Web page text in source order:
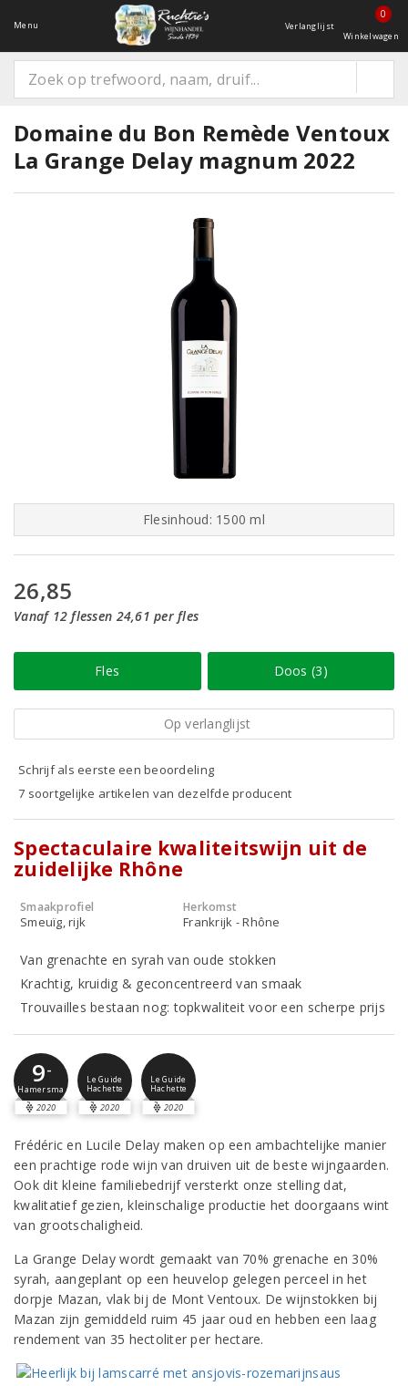
Menu Verlanglijst
0
Winkelwagen
Domaine du Bon Remède Ventoux
La Grange Delay magnum 2022
Flesinhoud: 1500 ml
26,85
Vanaf 12 flessen 24,61 per fles
Fles Doos (3)
Op verlanglijst
Schrijf als eerste een beoordeling
7 soortgelijke artikelen van dezelfde producent
Spectaculaire kwaliteitswijn uit de
zuidelijke Rhône
Smaakprofiel
Smeuïg, rijk
Herkomst
Frankrijk - Rhône
Van grenachte en syrah van oude stokken
Krachtig, kruidig & geconcentreerd van smaak
Trouvailles bestaan nog: topkwaliteit voor een scherpe prijs
9-
Hamersma
2020
Le Guide
Hachette
2020
Le Guide
Hachette
2020
Frédéric en Lucile Delay maken op een ambachtelijke manier
een prachtige rode wijn van druiven uit de beste wijngaarden.
Ook dit kleine familiebedrijf versterkt onze stelling dat,
kwalitatief gezien, kleinschalige productie het doorgaans wint
van grootschaligheid.
La Grange Delay wordt gemaakt van 70% grenache en 30%
syrah, aangeplant op een heuvelop gelegen perceel in het
dorpje Mazan, vlak bij de Mont Ventoux. De wijnstokken bij
Mazan zijn gemiddeld ruim 45 jaar oud en hebben een laag
rendement van 35 hectoliter per hectare.